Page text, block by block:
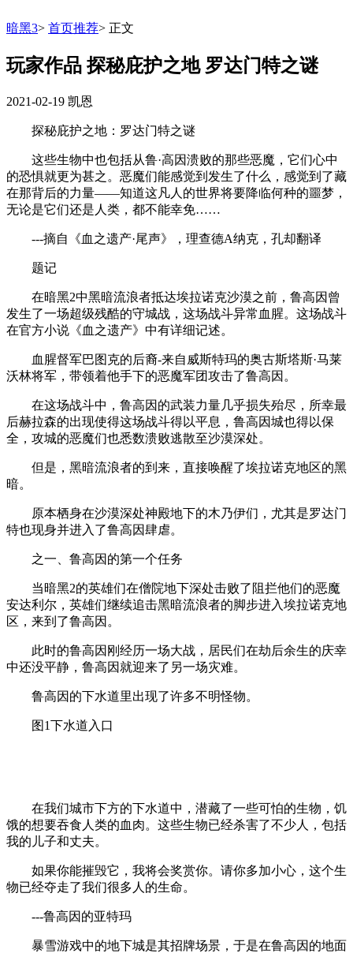
暗黑3> 首页推荐> 正文
玩家作品 探秘庇护之地 罗达门特之谜
2021-02-19 凯恩
探秘庇护之地：罗达门特之谜
这些生物中也包括从鲁·高因溃败的那些恶魔，它们心中
的恐惧就更为甚之。恶魔们能感觉到发生了什么，感觉到了藏
在那背后的力量——知道这凡人的世界将要降临何种的噩梦，
无论是它们还是人类，都不能幸免……
---摘自《血之遗产·尾声》，理查德A纳克，孔却翻译
题记
在暗黑2中黑暗流浪者抵达埃拉诺克沙漠之前，鲁高因曾
发生了一场超级残酷的守城战，这场战斗异常血腥。这场战斗
在官方小说《血之遗产》中有详细记述。
血腥督军巴图克的后裔-来自威斯特玛的奥古斯塔斯·马莱
沃林将军，带领着他手下的恶魔军团攻击了鲁高因。
在这场战斗中，鲁高因的武装力量几乎损失殆尽，所幸最
后赫拉森的出现使得这场战斗得以平息，鲁高因城也得以保
全，攻城的恶魔们也悉数溃败逃散至沙漠深处。
但是，黑暗流浪者的到来，直接唤醒了埃拉诺克地区的黑
暗。
原本栖身在沙漠深处神殿地下的木乃伊们，尤其是罗达门
特也现身并进入了鲁高因肆虐。
之一、鲁高因的第一个任务
当暗黑2的英雄们在僧院地下深处击败了阻拦他们的恶魔
安达利尔，英雄们继续追击黑暗流浪者的脚步进入埃拉诺克地
区，来到了鲁高因。
此时的鲁高因刚经历一场大战，居民们在劫后余生的庆幸
中还没平静，鲁高因就迎来了另一场灾难。
鲁高因的下水道里出现了许多不明怪物。
图1下水道入口
在我们城市下方的下水道中，潜藏了一些可怕的生物，饥
饿的想要吞食人类的血肉。这些生物已经杀害了不少人，包括
我的儿子和丈夫。
如果你能摧毁它，我将会奖赏你。请你多加小心，这个生
物已经夺走了我们很多人的生命。
---鲁高因的亚特玛
暴雪游戏中的地下城是其招牌场景，于是在鲁高因的地面